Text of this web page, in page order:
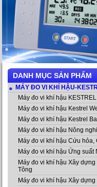
DANH MỤC SẢN PHẨM
MÁY ĐO VI KHÍ HẬU-
Máy đo vi khí hậu
Máy đo vi khí hậu Kestrel
Máy đo vi khí hậu Kestrel
Máy đo vi khí hậu Nông
Máy đo vi khí hậu Cứu hỏa,
Máy đo vi khí hậu Ứng suất
Máy đo vi khí hậu Xây
Tông
Máy đo vi khí hậu Xây